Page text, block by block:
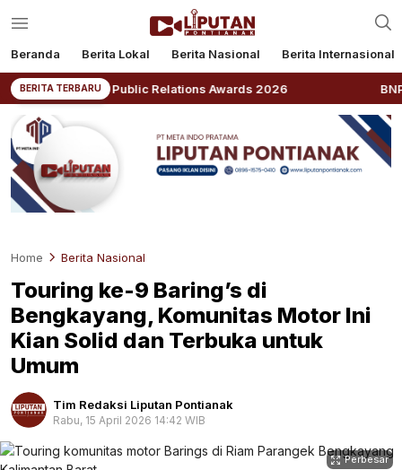
Beranda Berita Lokal Berita Nasional Berita Internasional
BERITA TERBARU
Public Relations Awards 2026 BNPB:
Home Berita Nasional
Touring ke-9 Baring’s di
Bengkayang, Komunitas Motor Ini
Kian Solid dan Terbuka untuk
Umum
Tim Redaksi Liputan Pontianak
Rabu, 15 April 2026 14:42 WIB
Perbesar